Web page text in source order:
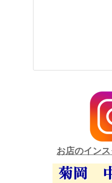
お店のイン